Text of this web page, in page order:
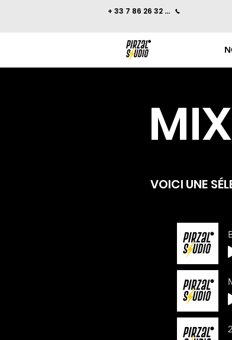
+ 33 7 86 26 32 87
VOICI UNE